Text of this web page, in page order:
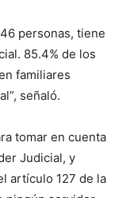
personas, tiene
85.4% de los
familiares
señaló.
tomar en cuenta
Judicial, y
artículo 127 de la